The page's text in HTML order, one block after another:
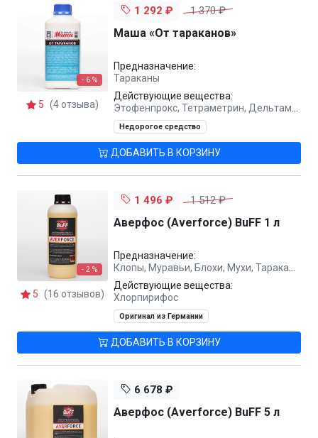
- 6 %
5 (4 отзыва)
1 292 ₽ 1 370 ₽
Маша «От тараканов»
Предназначение:
Тараканы
Действующие вещества:
Этофенпрокс, Тетраметрин, Дельтаметрин, Борная кислота
Недорогое средство
ДОБАВИТЬ В КОРЗИНУ
- 2 %
5 (16 отзывов)
1 496 ₽ 1 512 ₽
Аверфос (Averforce) BuFF 1 л
Предназначение:
Клопы, Муравьи, Блохи, Мухи, Тараканы
Действующие вещества:
Хлорпирифос
Оригинал из Германии
ДОБАВИТЬ В КОРЗИНУ
6 678 ₽
Аверфос (Averforce) BuFF 5 л